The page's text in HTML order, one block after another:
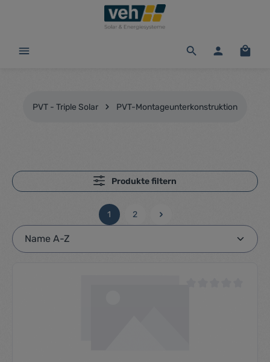
PVT - Triple Solar PVT-Montageunterkonstruktion
Produkte filtern
Seite
1
Seite
2